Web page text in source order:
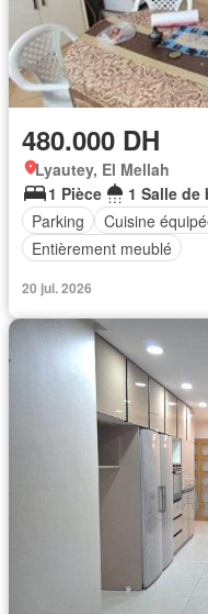
480.000 DH
Lyautey, El Mellah
1 Pièce
1 Salle de
Parking
Cuisine
Entièrement meublé
20 jui. 2026